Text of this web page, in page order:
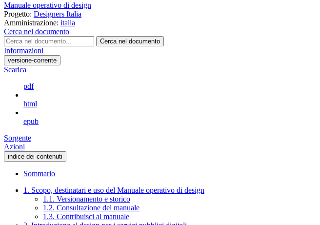
Manuale operativo di design
Progetto: Designers Italia
Amministrazione: italia
Cerca nel documento
Cerca nel documento
Informazioni
versione-corrente
Scarica
pdf
html
epub
Sorgente
Azioni
indice dei contenuti
Sommario
1. Scopo, destinatari e uso del Manuale operativo di design
1.1. Versionamento e storico
1.2. Consultazione del manuale
1.3. Contribuisci al manuale